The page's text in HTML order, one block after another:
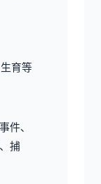
育等
件、
捕